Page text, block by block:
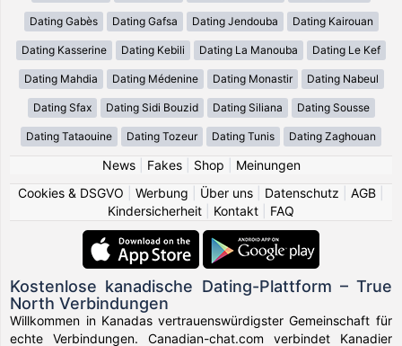
Dating Gabès Dating Gafsa Dating Jendouba Dating Kairouan
Dating Kasserine Dating Kebili Dating La Manouba Dating Le Kef
Dating Mahdia Dating Médenine Dating Monastir Dating Nabeul
Dating Sfax Dating Sidi Bouzid Dating Siliana Dating Sousse
Dating Tataouine Dating Tozeur Dating Tunis Dating Zaghouan
News| Fakes| Shop
Meinungen
Cookies & DSGVO
Werbung Über uns Datenschutz AGB
Kindersicherheit
Kontakt FAQ
Kostenlose kanadische Dating-Plattform – True
North Verbindungen
Willkommen in Kanadas vertrauenswürdigster Gemeinschaft für
echte Verbindungen. Canadian-chat.com verbindet Kanadier